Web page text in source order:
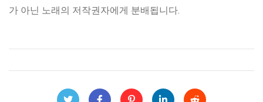
가 아닌 노래의 저작권자에게 분배됩니다.